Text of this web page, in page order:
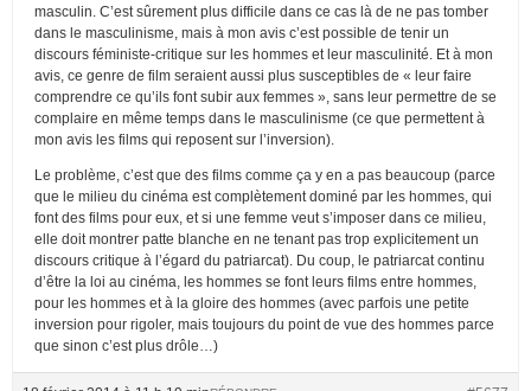
masculin. C’est sûrement plus difficile dans ce cas là de ne pas tomber
dans le masculinisme, mais à mon avis c’est possible de tenir un
discours féministe-critique sur les hommes et leur masculinité. Et à mon
avis, ce genre de film seraient aussi plus susceptibles de « leur faire
comprendre ce qu’ils font subir aux femmes », sans leur permettre de se
complaire en même temps dans le masculinisme (ce que permettent à
mon avis les films qui reposent sur l’inversion).
Le problème, c’est que des films comme ça y en a pas beaucoup (parce
que le milieu du cinéma est complètement dominé par les hommes, qui
font des films pour eux, et si une femme veut s’imposer dans ce milieu,
elle doit montrer patte blanche en ne tenant pas trop explicitement un
discours critique à l’égard du patriarcat). Du coup, le patriarcat continu
d’être la loi au cinéma, les hommes se font leurs films entre hommes,
pour les hommes et à la gloire des hommes (avec parfois une petite
inversion pour rigoler, mais toujours du point de vue des hommes parce
que sinon c’est plus drôle…)